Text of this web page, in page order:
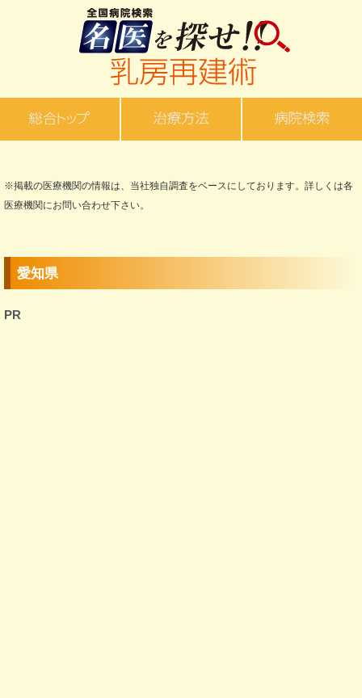
※掲載の医療機関の情報は、当社独自調査をベースにしております。詳しくは各
医療機関にお問い合わせ下さい。
愛知県
PR